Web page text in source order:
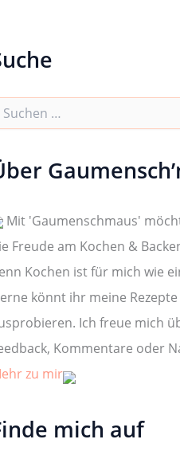
Mit 'Gaumenschmaus'
Freude am Kochen &
Kochen ist für mich wie
könnt ihr meine Rezepte
Ich freue mich
Kommentare oder
zu mir
mich auf